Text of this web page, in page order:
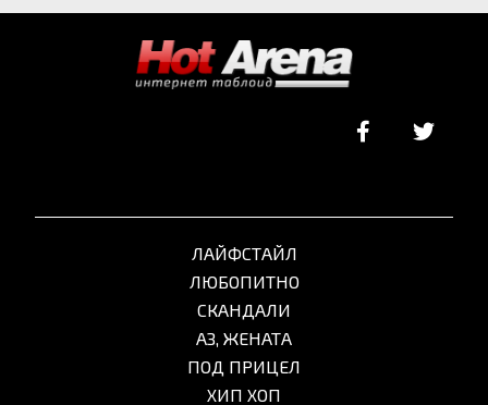
ЛАЙФСТАЙЛ
ЛЮБОПИТНО
СКАНДАЛИ
АЗ, ЖЕНАТА
ПОД ПРИЦЕЛ
ХИП ХОП